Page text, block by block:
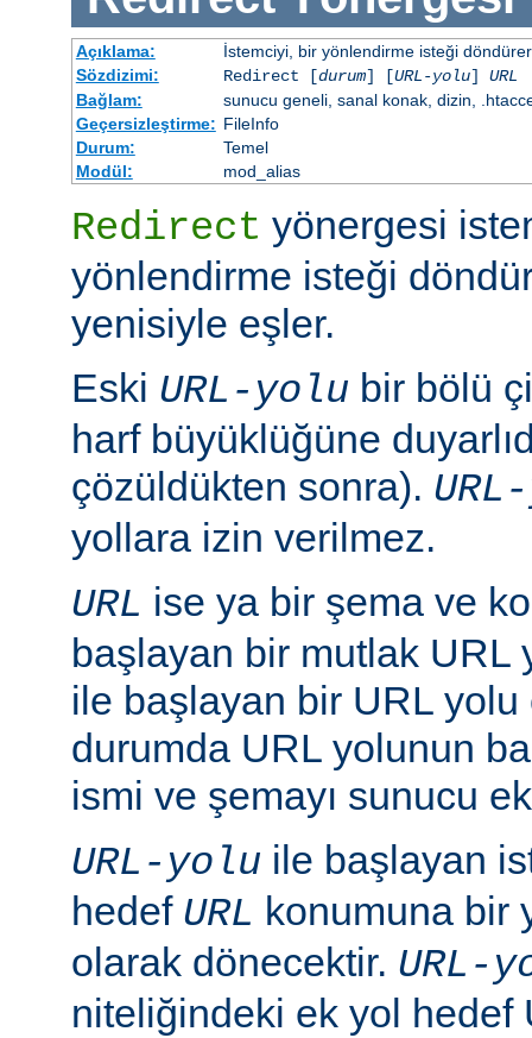
Açıklama:
İstemciyi, bir yönlendirme isteği
Sözdizimi:
Redirect [durum] [URL-yolu] URL
Bağlam:
sunucu geneli, sanal konak, dizin,
Geçersizleştirme: FileInfo
Durum:
Temel
Modül:
mod_alias
Redirect yönergesi
yönlendirme isteği
yenisiyle eşler.
Eski URL-yolu bir bölü
harf büyüklüğüne
çözüldükten sonra).
yollara izin verilmez.
URL ise ya bir şema ve
başlayan bir mutlak URL
ile başlayan bir URL
durumda URL yolunun
ismi ve şemayı sunucu
URL-yolu ile başlayan
hedef URL konumuna bir
olarak dönecektir. URL-
niteliğindeki ek yol hedef